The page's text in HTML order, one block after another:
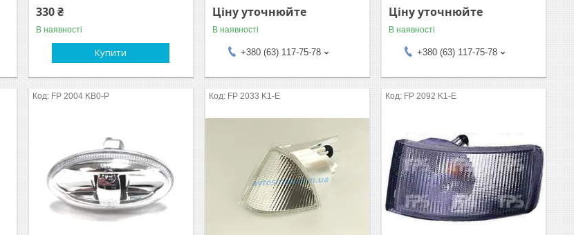
330 ₴
В наявності
Купити
Ціну уточнюйте
В наявності
+380 (63) 117-75-78
Ціну уточнюйте
В наявності
+380 (63) 117-75-78
FP 2004 KB0-P FP 2033 K1-E FP 2092 K1-E